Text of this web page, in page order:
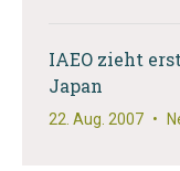
IAEO zieht
Japan
22. Aug. 2007 •